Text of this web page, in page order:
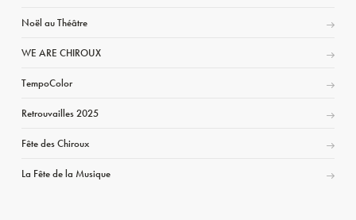
Noël au Théâtre
WE ARE CHIROUX
TempoColor
Retrouvailles 2025
Fête des Chiroux
La Fête de la Musique